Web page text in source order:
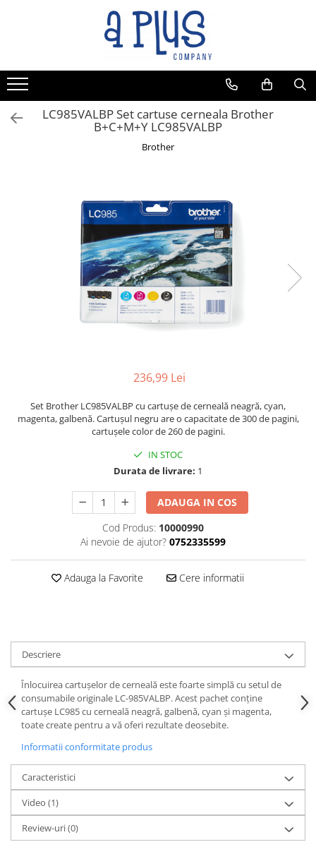
LC985VALBP Set cartuse cerneala Brother
B+C+M+Y LC985VALBP
Brother
236,99 Lei
Set Brother LC985VALBP cu cartușe de cerneală neagră, cyan,
magenta, galbenă. Cartușul negru are o capacitate de 300 de pagini,
cartușele color de 260 de pagini.
IN STOC
Durata de livrare: 1
ADAUGA IN COS
Cod Produs: 10000990
Ai nevoie de ajutor? 0752335599
Adauga la Favorite Cere informatii
Descriere
Înlocuirea cartușelor de cerneală este foarte simplă cu setul de
consumabile originale LC-985VALBP. Acest pachet conține
cartușe LC985 cu cerneală neagră, galbenă, cyan și magenta,
toate create pentru a vă oferi rezultate deosebite.
Informatii conformitate produs
Caracteristici
Video (1)
Review-uri(0)